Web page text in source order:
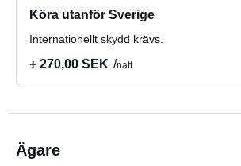
Köra utanför Sverige
Internationellt skydd krävs.
+ 270,00 SEK natt
Ägare